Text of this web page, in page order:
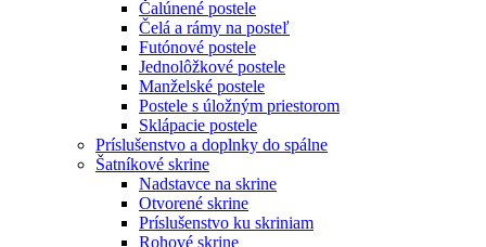
Čalúnené postele
Čelá a rámy na posteľ
Futónové postele
Jednolôžkové postele
Manželské postele
Postele s úložným priestorom
Sklápacie postele
Príslušenstvo a doplnky do spálne
Šatníkové skrine
Nadstavce na skrine
Otvorené skrine
Príslušenstvo ku skriniam
Rohové skrine